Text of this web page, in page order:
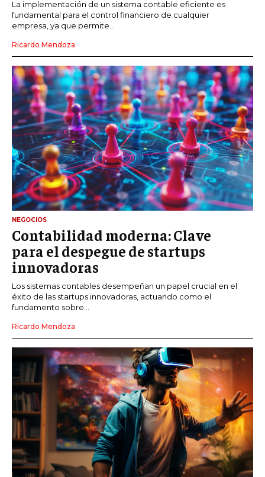
La implementación de un sistema contable eficiente es
fundamental para el control financiero de cualquier
empresa, ya que permite...
Ricardo Mendoza
NEGOCIOS
Contabilidad moderna: Clave
para el despegue de startups
innovadoras
Los sistemas contables desempeñan un papel crucial en el
éxito de las startups innovadoras, actuando como el
fundamento sobre...
Ricardo Mendoza